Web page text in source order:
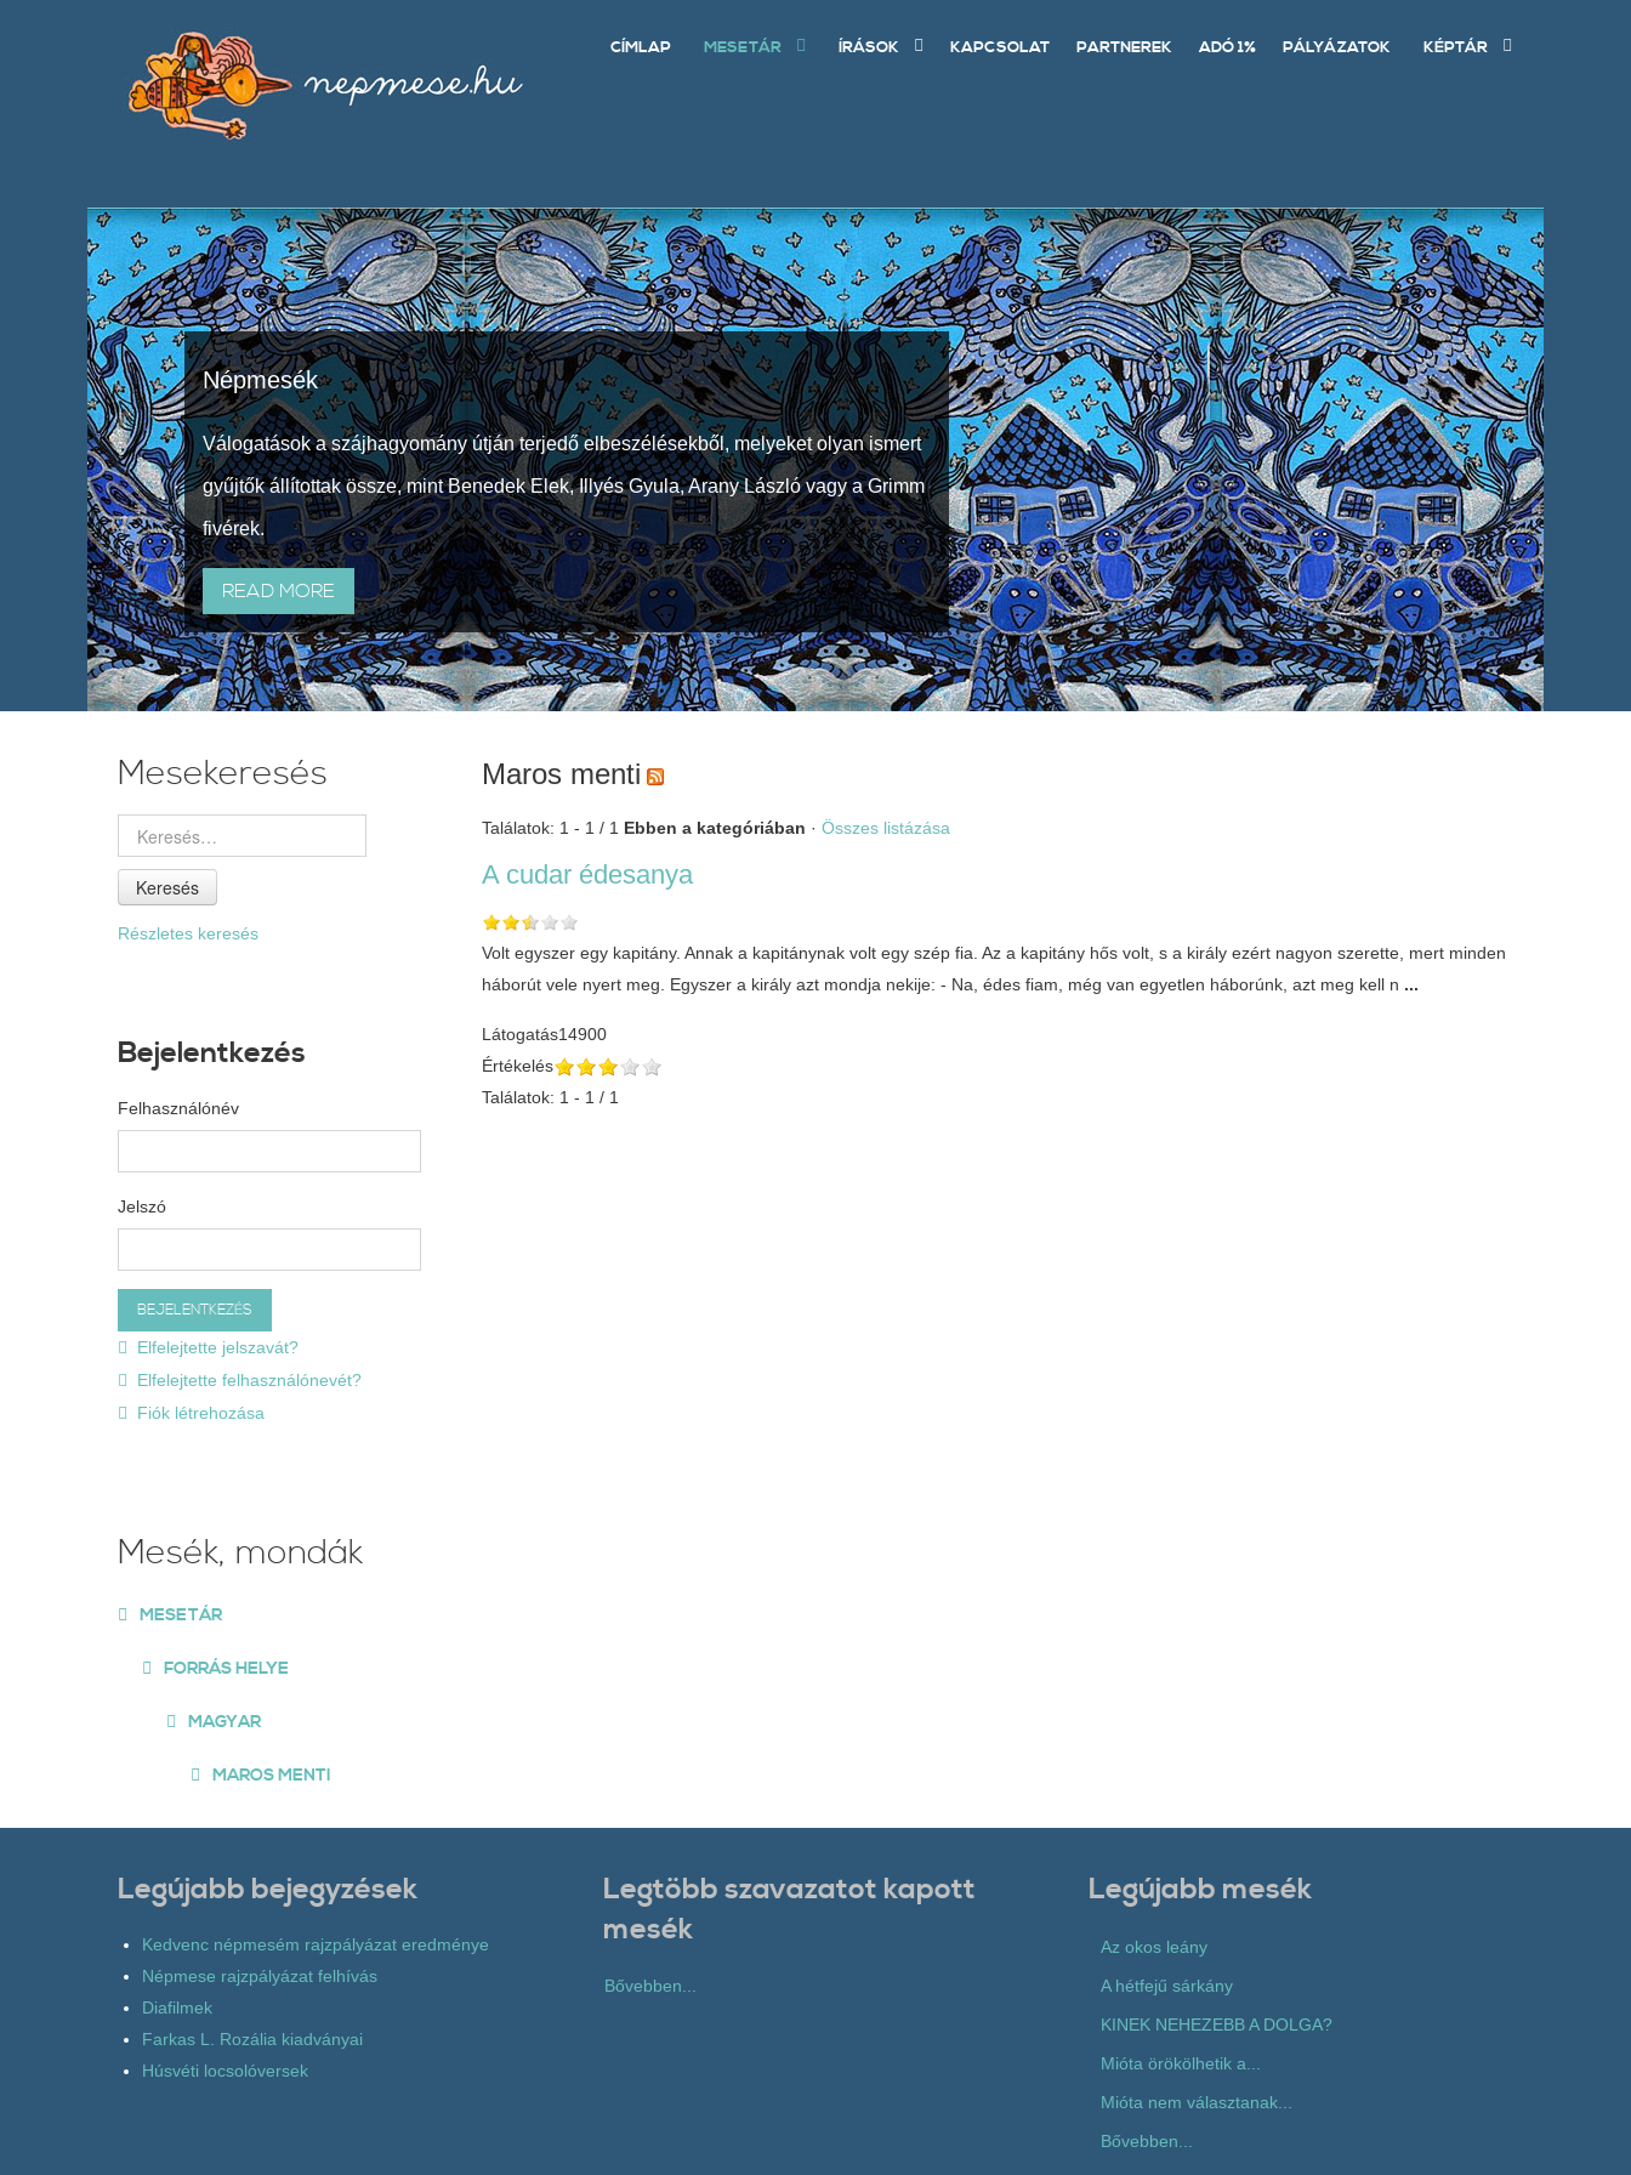
CÍMLAP MESETÁR ÍRÁSOK KAPCSOLAT PARTNEREK ADÓ 1% PÁLYÁZATOK KÉPTÁR
Népmesék
Válogatások a szájhagyomány útján terjedő elbeszélésekből, melyeket olyan ismert
gyűjtők állítottak össze, mint Benedek Elek, Illyés Gyula, Arany László vagy a Grimm
fivérek.
READ MORE
Maros menti
Találatok: 1 - 1 / 1 Ebben a kategóriában · Összes listázása
A cudar édesanya
Volt egyszer egy kapitány. Annak a kapitánynak volt egy szép fia. Az a kapitány hős volt, s a király ezért nagyon szerette, mert minden
háborút vele nyert meg. Egyszer a király azt mondja nekije: - Na, édes fiam, még van egyetlen háborúnk, azt meg kell n ...
Látogatás14900
Értékelés
Találatok: 1 - 1 / 1
Mesekeresés
Keresés
Részletes keresés
Bejelentkezés
Felhasználónév
Jelszó
Elfelejtette jelszavát?
Elfelejtette felhasználónevét?
Fiók létrehozása
Mesék, mondák
MESETÁR
FORRÁS HELYE
MAGYAR
MAROS MENTI
Legújabb bejegyzések
Kedvenc népmesém rajzpályázat eredménye
Népmese rajzpályázat felhívás
Diafilmek
Farkas L. Rozália kiadványai
Húsvéti locsolóversek
Legtöbb szavazatot kapott
mesék
Bővebben...
Legújabb mesék
Az okos leány
A hétfejű sárkány
KINEK NEHEZEBB A DOLGA?
Mióta örökölhetik a...
Mióta nem választanak...
Bővebben...